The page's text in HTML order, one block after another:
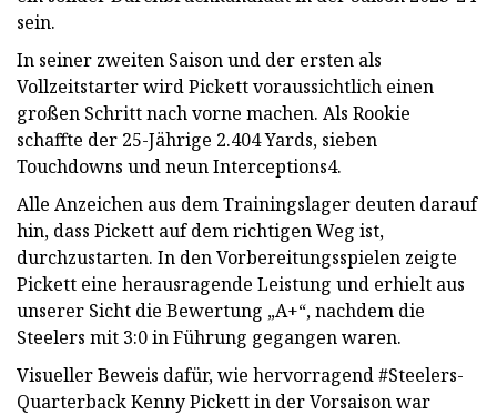
sein.
In seiner zweiten Saison und der ersten als
Vollzeitstarter wird Pickett voraussichtlich einen
großen Schritt nach vorne machen. Als Rookie
schaffte der 25-Jährige 2.404 Yards, sieben
Touchdowns und neun Interceptions4.
Alle Anzeichen aus dem Trainingslager deuten darauf
hin, dass Pickett auf dem richtigen Weg ist,
durchzustarten. In den Vorbereitungsspielen zeigte
Pickett eine herausragende Leistung und erhielt aus
unserer Sicht die Bewertung „A+“, nachdem die
Steelers mit 3:0 in Führung gegangen waren.
Visueller Beweis dafür, wie hervorragend #Steelers-
Quarterback Kenny Pickett in der Vorsaison war